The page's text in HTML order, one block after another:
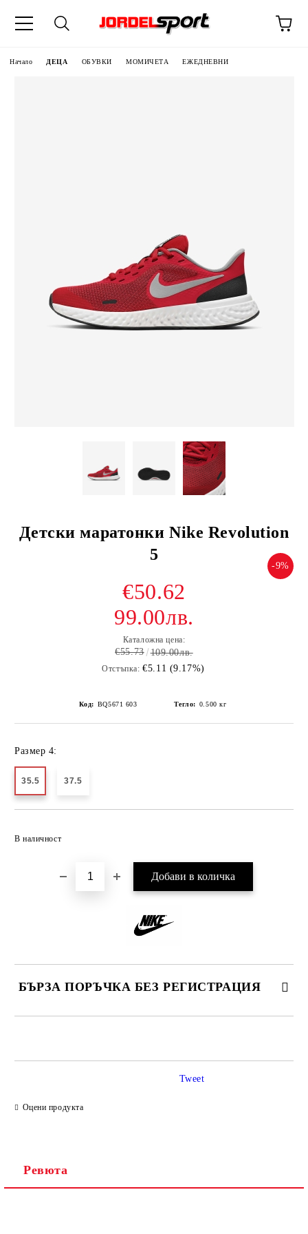
Начало ДЕЦА ОБУВКИ МОМИЧЕТА ЕЖЕДНЕВНИ
Детски маратонки Nike Revolution
5
-9%
€50.62
99.00лв.
Каталожна цена:
€55.73 109.00лв.
Отстъпка: €5.11 (9.17%)
Код: BQ5671 603 Тегло: 0.500 кг
Размер 4:
35.5 37.5
В наличност
БЪРЗА ПОРЪЧКА БЕЗ РЕГИСТРАЦИЯ
Оцени продукта
Tweet
Ревюта